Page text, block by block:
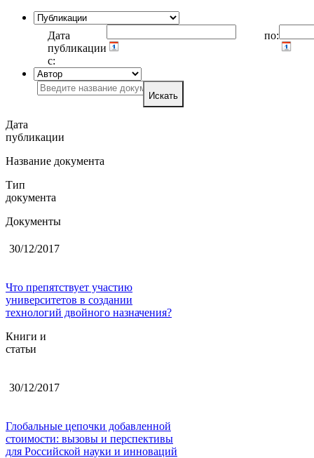
Дата
публикации
с:
по:
Искать
Дата
публикации
Название документа
Тип
документа
Документы
30/12/2017
Что препятствует участию
университетов в создании
технологий двойного назначения?
Книги и
статьи
30/12/2017
Глобальные цепочки добавленной
стоимости: вызовы и перспективы
для Российской науки и инноваций